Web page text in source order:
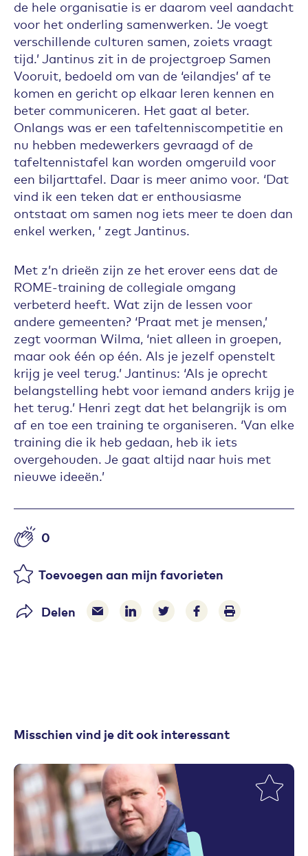
de hele organisatie is er daarom veel aandacht
voor het onderling samenwerken. ‘Je voegt
verschillende culturen samen, zoiets vraagt
tijd.’ Jantinus zit in de projectgroep Samen
Vooruit, bedoeld om van de ‘eilandjes’ af te
komen en gericht op elkaar leren kennen en
beter communiceren. Het gaat al beter.
Onlangs was er een tafeltenniscompetitie en
nu hebben medewerkers gevraagd of de
tafeltennistafel kan worden omgeruild voor
een biljarttafel. Daar is meer animo voor. ‘Dat
vind ik een teken dat er enthousiasme
ontstaat om samen nog iets meer te doen dan
enkel werken, ’ zegt Jantinus.
Met z’n drieën zijn ze het erover eens dat de
ROME-training de collegiale omgang
verbeterd heeft. Wat zijn de lessen voor
andere gemeenten? ‘Praat met je mensen,’
zegt voorman Wilma, ‘niet alleen in groepen,
maar ook één op één. Als je jezelf openstelt
krijg je veel terug.’ Jantinus: ‘Als je oprecht
belangstelling hebt voor iemand anders krijg je
het terug.’ Henri zegt dat het belangrijk is om
af en toe een training te organiseren. ‘Van elke
training die ik heb gedaan, heb ik iets
overgehouden. Je gaat altijd naar huis met
nieuwe ideeën.’
Aantal likes
0
Toevoegen aan mijn favorieten
Delen Delen via e-mail
Delen via LinkedIn
Deel op Twitter
Deel op Facebook
Print pagina
Misschien vind je dit ook interessant